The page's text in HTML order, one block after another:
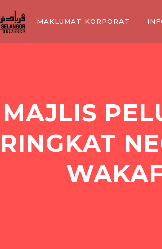
MAKLUMAT KORPORAT
MAJLIS